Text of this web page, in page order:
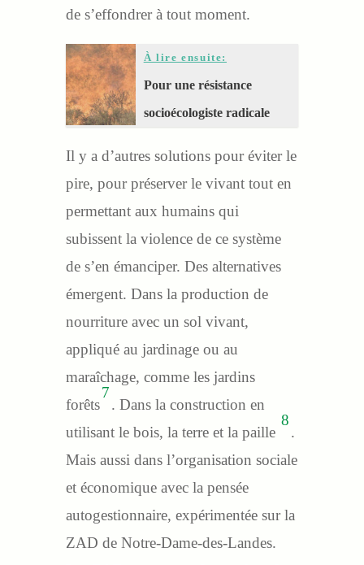
de s’effondrer à tout moment.
À lire ensuite:
Pour une résistance
socioécologiste radicale
Il y a d’autres solutions pour éviter le
pire, pour préserver le vivant tout en
permettant aux humains qui
subissent la violence de ce système
de s’en émanciper. Des alternatives
émergent. Dans la production de
nourriture avec un sol vivant,
appliqué au jardinage ou au
maraîchage, comme les jardins
forêts
7
. Dans la construction en
utilisant le bois, la terre et la paille
8
.
Mais aussi dans l’organisation sociale
et économique avec la pensée
autogestionnaire, expérimentée sur la
ZAD de Notre-Dame-des-Landes.